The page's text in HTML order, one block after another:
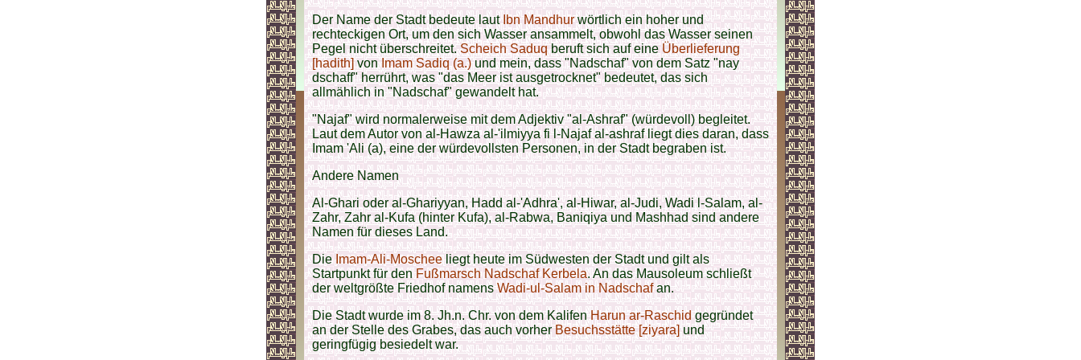
Der Name der Stadt bedeute lautIbn Mandhurwörtlich ein hoher und
rechteckigen Ort, um den sich Wasser ansammelt, obwohl das Wasser seinen
Pegel nicht überschreitet.Scheich Saduqberuft sich auf eineÜberlieferung
[hadith]vonImam Sadiq (a.)und mein, dass "Nadschaf" von dem Satz "nay
dschaff" herrührt, was "das Meer ist ausgetrocknet" bedeutet, das sich
allmählich in "Nadschaf" gewandelt hat.
"Najaf" wird normalerweise mit dem Adjektiv "al-Ashraf" (würdevoll) begleitet.
Laut dem Autor von al-Hawza al-'ilmiyya fi l-Najaf al-ashraf liegt dies daran, dass
Imam 'Ali (a), eine der würdevollsten Personen, in der Stadt begraben ist.
Andere Namen
Al-Ghari oder al-Ghariyyan, Hadd al-'Adhra', al-Hiwar, al-Judi, Wadi l-Salam, al-
Zahr, Zahr al-Kufa (hinter Kufa), al-Rabwa, Baniqiya und Mashhad sind andere
Namen für dieses Land.
DieImam-Ali-Moscheeliegt heute im Südwesten der Stadt und gilt als
Startpunkt für denFußmarsch Nadschaf Kerbela. An das Mausoleum schließt
der weltgrößte Friedhof namensWadi-ul-Salam in Nadschafan.
Die Stadt wurde im 8. Jh.n. Chr. von dem KalifenHarun ar-Raschidgegründet
an der Stelle des Grabes, das auch vorherBesuchsstätte [ziyara]und
geringfügig besiedelt war.